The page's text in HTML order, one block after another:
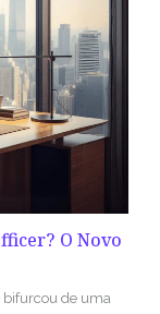
O Novo
bifurcou de uma